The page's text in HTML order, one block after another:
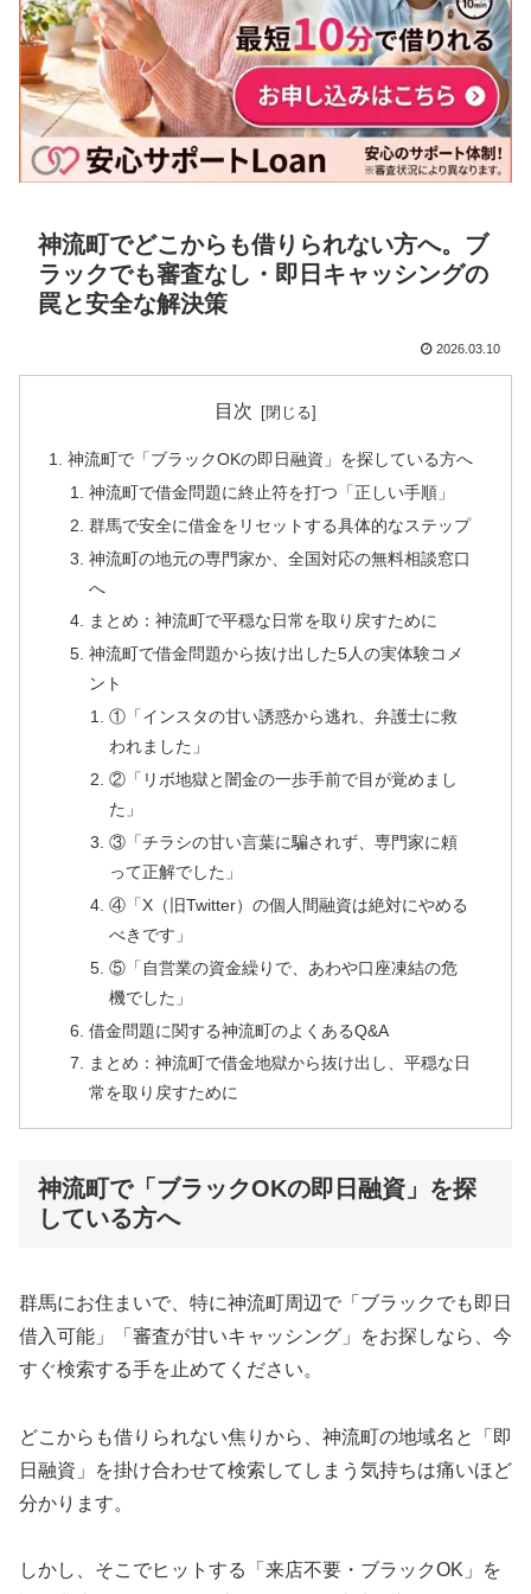
神流町でどこからも借りられない方へ。ブ
ラックでも審査なし・即日キャッシングの
罠と安全な解決策
2026.03.10
目次
神流町で「ブラックOKの即日融資」を探している方へ
神流町で借金問題に終止符を打つ「正しい手順」
群馬で安全に借金をリセットする具体的なステップ
神流町の地元の専門家か、全国対応の無料相談窓口
へ
まとめ：神流町で平穏な日常を取り戻すために
神流町で借金問題から抜け出した5人の実体験コメ
ント
①「インスタの甘い誘惑から逃れ、弁護士に救
われました」
②「リボ地獄と闇金の一歩手前で目が覚めまし
た」
③「チラシの甘い言葉に騙されず、専門家に頼
って正解でした」
④「X（旧Twitter）の個人間融資は絶対にやめる
べきです」
⑤「自営業の資金繰りで、あわや口座凍結の危
機でした」
借金問題に関する神流町のよくあるQ&A
まとめ：神流町で借金地獄から抜け出し、平穏な日
常を取り戻すために
神流町で「ブラックOKの即日融資」を探
している方へ
群馬にお住まいで、特に神流町周辺で「ブラックでも即日
借入可能」「審査が甘いキャッシング」をお探しなら、今
すぐ検索する手を止めてください。
どこからも借りられない焦りから、神流町の地域名と「即
日融資」を掛け合わせて検索してしまう気持ちは痛いほど
分かります。
しかし、そこでヒットする「来店不要・ブラックOK」を